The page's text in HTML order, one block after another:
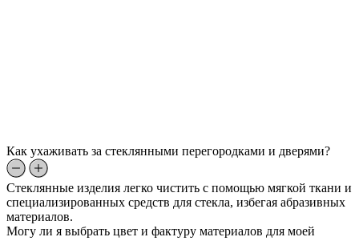
Как ухаживать за стеклянными перегородками и дверями?
Стеклянные изделия легко чистить с помощью мягкой ткани и
специализированных средств для стекла, избегая абразивных
материалов.
Могу ли я выбрать цвет и фактуру материалов для моей